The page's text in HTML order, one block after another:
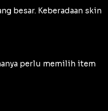
besar. Keberadaan skin
perlu memilih item